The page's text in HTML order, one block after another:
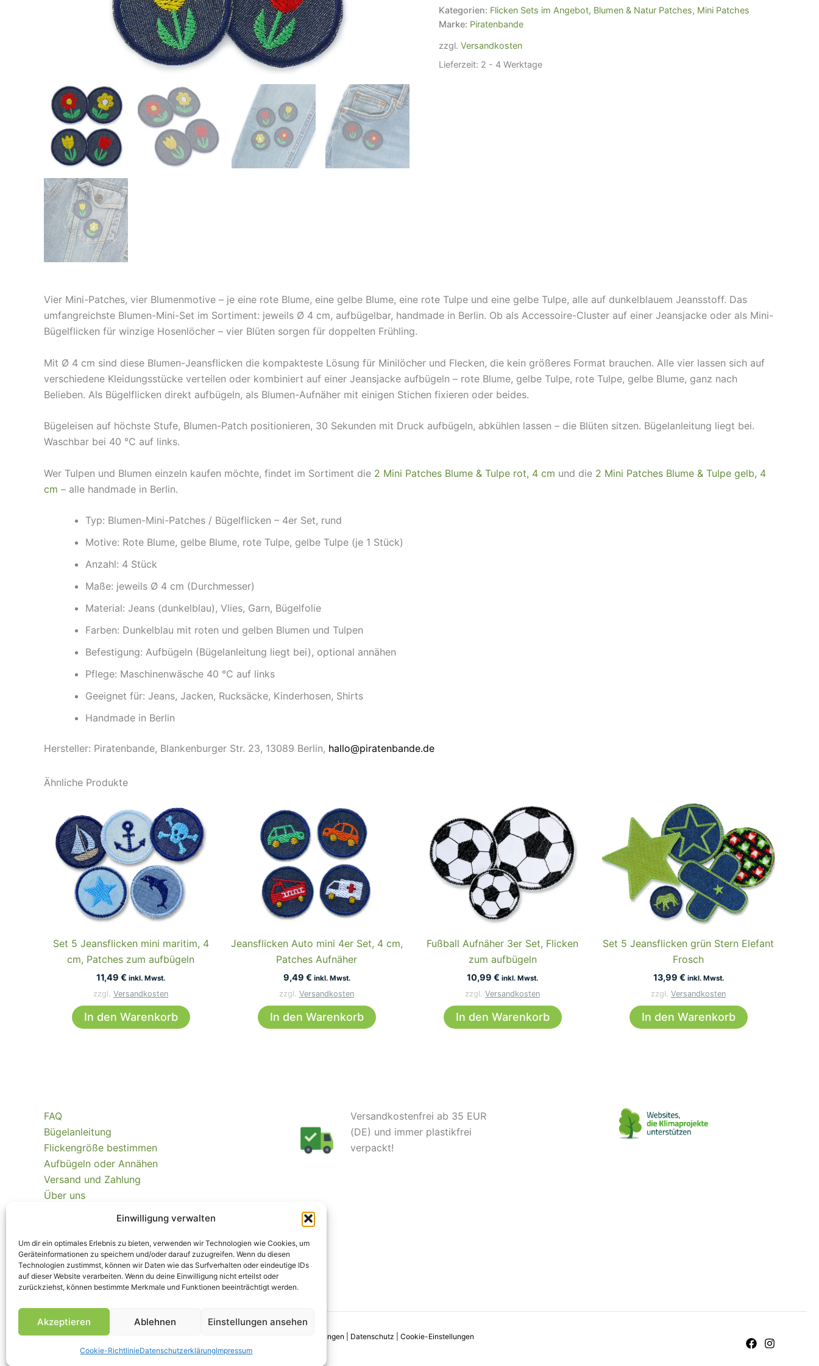
Einwilligung verwalten
Um dir ein optimales Erlebnis zu bieten, verwenden wir Technologien wie Cookies, um
Geräteinformationen zu speichern und/oder darauf zuzugreifen. Wenn du diesen
Technologien zustimmst, können wir Daten wie das Surfverhalten oder eindeutige IDs
auf dieser Website verarbeiten. Wenn du deine Einwilligung nicht erteilst oder
zurückziehst, können bestimmte Merkmale und Funktionen beeinträchtigt werden.
Akzeptieren Ablehnen Einstellungen ansehen
Cookie-RichtlinieDatenschutzerklärungImpressum
Tulpe,
4
Bügelbilder
Jeans
Kategorien: Flicken Sets im Angebot, Blumen & Natur Patches, Mini Patches
Marke: Piratenbande
zzgl. Versandkosten
Lieferzeit: 2 - 4 Werktage
Vier Mini-Patches, vier Blumenmotive – je eine rote Blume, eine gelbe Blume, eine rote Tulpe und eine gelbe Tulpe, alle auf dunkelblauem Jeansstoff. Das
umfangreichste Blumen-Mini-Set im Sortiment: jeweils Ø 4 cm, aufbügelbar, handmade in Berlin. Ob als Accessoire-Cluster auf einer Jeansjacke oder als Mini-
Bügelflicken für winzige Hosenlöcher – vier Blüten sorgen für doppelten Frühling.
Mit Ø 4 cm sind diese Blumen-Jeansflicken die kompakteste Lösung für Minilöcher und Flecken, die kein größeres Format brauchen. Alle vier lassen sich auf
verschiedene Kleidungsstücke verteilen oder kombiniert auf einer Jeansjacke aufbügeln – rote Blume, gelbe Tulpe, rote Tulpe, gelbe Blume, ganz nach
Belieben. Als Bügelflicken direkt aufbügeln, als Blumen-Aufnäher mit einigen Stichen fixieren oder beides.
Bügeleisen auf höchste Stufe, Blumen-Patch positionieren, 30 Sekunden mit Druck aufbügeln, abkühlen lassen – die Blüten sitzen. Bügelanleitung liegt bei.
Waschbar bei 40 °C auf links.
Wer Tulpen und Blumen einzeln kaufen möchte, findet im Sortiment die 2 Mini Patches Blume & Tulpe rot, 4 cm und die 2 Mini Patches Blume & Tulpe gelb, 4
cm – alle handmade in Berlin.
Typ: Blumen-Mini-Patches / Bügelflicken – 4er Set, rund
Motive: Rote Blume, gelbe Blume, rote Tulpe, gelbe Tulpe (je 1 Stück)
Anzahl: 4 Stück
Maße: jeweils Ø 4 cm (Durchmesser)
Material: Jeans (dunkelblau), Vlies, Garn, Bügelfolie
Farben: Dunkelblau mit roten und gelben Blumen und Tulpen
Befestigung: Aufbügeln (Bügelanleitung liegt bei), optional annähen
Pflege: Maschinenwäsche 40 °C auf links
Geeignet für: Jeans, Jacken, Rucksäcke, Kinderhosen, Shirts
Handmade in Berlin
Hersteller: Piratenbande, Blankenburger Str. 23, 13089 Berlin, hallo@piratenbande.de
Ähnliche Produkte
Set 5 Jeansflicken mini maritim, 4
cm, Patches zum aufbügeln
11,49 € inkl. Mwst.
zzgl. Versandkosten
In den Warenkorb
Jeansflicken Auto mini 4er Set, 4 cm,
Patches Aufnäher
9,49 € inkl. Mwst.
zzgl. Versandkosten
In den Warenkorb
Fußball Aufnäher 3er Set, Flicken
zum aufbügeln
10,99 € inkl. Mwst.
zzgl. Versandkosten
In den Warenkorb
Set 5 Jeansflicken grün Stern Elefant
Frosch
13,99 € inkl. Mwst.
zzgl. Versandkosten
In den Warenkorb
FAQ
Bügelanleitung
Flickengröße bestimmen
Aufbügeln oder Annähen
Versand und Zahlung
Über uns
Echtheit Kundenbewertungen
Kaufvertrag widerrufen
Versandkostenfrei ab 35 EUR
(DE) und immer plastikfrei
verpackt!
Impressum|AGB|Widerrufsbelehrung Liefer- und Zahlungsbedingungen Datenschutz
Cookie-Einstellungen
© Piratenbande - Hosenflicken, Knieflicken, Bügelflicken, 2026